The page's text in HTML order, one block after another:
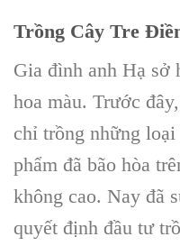
Trồng Cây Tre
Gia đình anh Hạ sở
hoa màu. Trước
chỉ trồng những
phẩm đã bão hòa
không cao. Nay đã
quyết định đầu tư